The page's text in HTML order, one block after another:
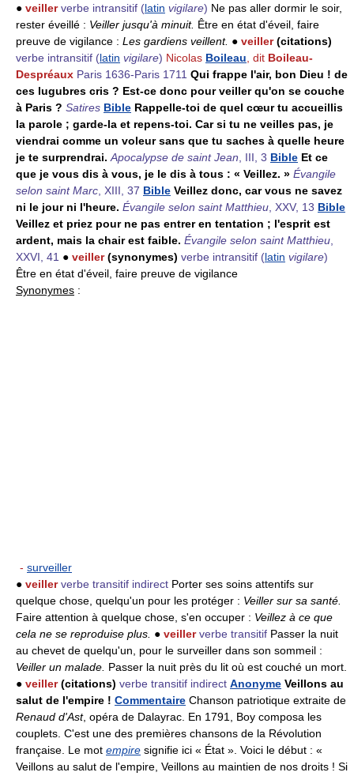
● veiller verbe intransitif (latin vigilare) Ne pas aller dormir le soir,
rester éveillé : Veiller jusqu'à minuit. Être en état d'éveil, faire
preuve de vigilance : Les gardiens veillent. ● veiller(citations)
verbe intransitif (latin vigilare) Nicolas Boileau, dit Boileau-
Despréaux Paris 1636-Paris 1711 Qui frappe l'air, bon Dieu ! de
ces lugubres cris ? Est-ce donc pour veiller qu'on se couche
à Paris ? Satires Bible Rappelle-toi de quel cœur tu accueillis
la parole ; garde-la et repens-toi. Car si tu ne veilles pas, je
viendrai comme un voleur sans que tu saches à quelle heure
je te surprendrai. Apocalypse de saint Jean, III, 3 Bible Et ce
que je vous dis à vous, je le dis à tous : « Veillez. » Évangile
selon saint Marc, XIII, 37 Bible Veillez donc, car vous ne savez
ni le jour ni l'heure. Évangile selon saint Matthieu, XXV, 13 Bible
Veillez et priez pour ne pas entrer en tentation ; l'esprit est
ardent, mais la chair est faible. Évangile selon saint Matthieu,
XXVI, 41 ● veiller(synonymes) verbe intransitif (latin vigilare)
Être en état d'éveil, faire preuve de vigilance
Synonymes :
- surveiller
● veiller verbe transitif indirect Porter ses soins attentifs sur
quelque chose, quelqu'un pour les protéger : Veiller sur sa santé.
Faire attention à quelque chose, s'en occuper : Veillez à ce que
cela ne se reproduise plus. ● veiller verbe transitif Passer la nuit
au chevet de quelqu'un, pour le surveiller dans son sommeil :
Veiller un malade. Passer la nuit près du lit où est couché un mort.
● veiller(citations) verbe transitif indirect Anonyme Veillons au
salut de l'empire ! Commentaire Chanson patriotique extraite de
Renaud d'Ast, opéra de Dalayrac. En 1791, Boy composa les
couplets. C'est une des premières chansons de la Révolution
française. Le mot empire signifie ici « État ». Voici le début : «
Veillons au salut de l'empire, Veillons au maintien de nos droits ! Si